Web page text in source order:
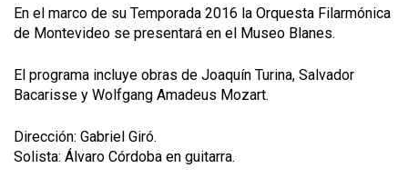
En el marco de su Temporada 2016 la Orquesta Filarmónica
de Montevideo se presentará en el Museo Blanes.
El programa incluye obras de Joaquín Turina, Salvador
Bacarisse y Wolfgang Amadeus Mozart.
Dirección: Gabriel Giró.
Solista: Álvaro Córdoba en guitarra.